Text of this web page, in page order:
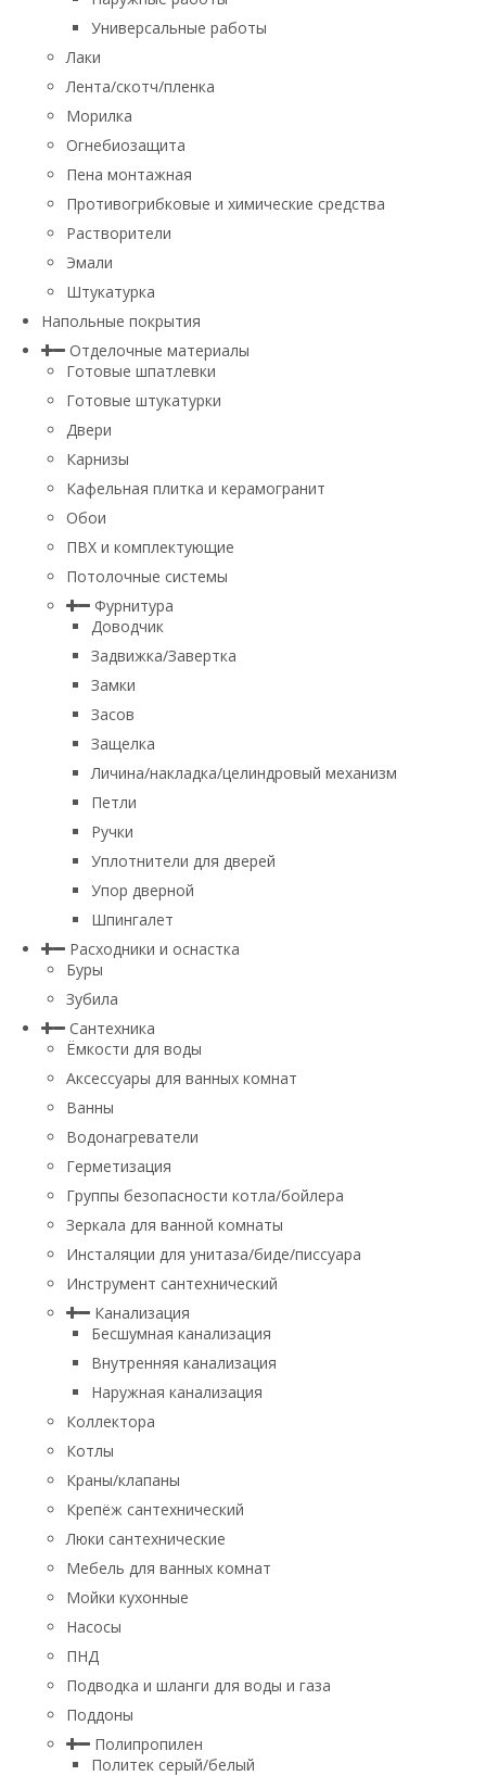
Универсальные работы
Лаки
Лента/скотч/пленка
Морилка
Огнебиозащита
Пена монтажная
Противогрибковые и химические средства
Растворители
Эмали
Штукатурка
Напольные покрытия
Отделочные материалы
Готовые шпатлевки
Готовые штукатурки
Двери
Карнизы
Кафельная плитка и керамогранит
Обои
ПВХ и комплектующие
Потолочные системы
Фурнитура
Доводчик
Задвижка/Завертка
Замки
Засов
Защелка
Личина/накладка/целиндровый механизм
Петли
Ручки
Уплотнители для дверей
Упор дверной
Шпингалет
Расходники и оснастка
Буры
Зубила
Сантехника
Ёмкости для воды
Аксессуары для ванных комнат
Ванны
Водонагреватели
Герметизация
Группы безопасности котла/бойлера
Зеркала для ванной комнаты
Инсталяции для унитаза/биде/писсуара
Инструмент сантехнический
Канализация
Бесшумная канализация
Внутренняя канализация
Наружная канализация
Коллектора
Котлы
Краны/клапаны
Крепёж сантехнический
Люки сантехнические
Мебель для ванных комнат
Мойки кухонные
Насосы
ПНД
Подводка и шланги для воды и газа
Поддоны
Полипропилен
Политек серый/белый